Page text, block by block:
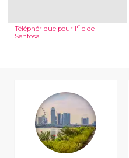
Téléphérique pour l'Île de
Sentosa